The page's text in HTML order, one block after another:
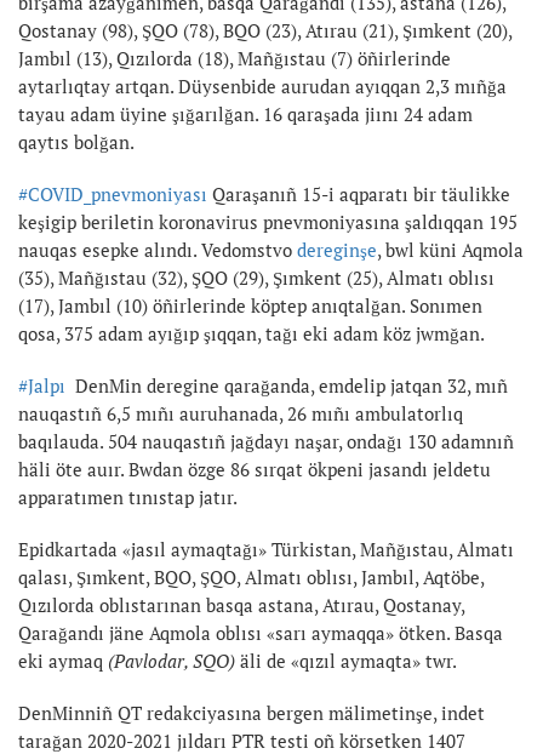
Qostanay (98), ŞQO (78), BQO (23), Atırau (21), Şımkent (20),
Jambıl (13), Qızılorda (18), Mañğıstau (7) öñirlerinde
aytarlıqtay artqan. Düysenbide aurudan ayıqqan 2,3 mıñğa
tayau adam üyine şığarılğan. 16 qaraşada jiını 24 adam
qaytıs bolğan.
#COVID_pnevmoniyası Qaraşanıñ 15-i aqparatı bir täulikke
keşigip beriletin koronavirus pnevmoniyasına şaldıqqan 195
nauqas esepke alındı. Vedomstvo dereginşe, bwl küni Aqmola
(35), Mañğıstau (32), ŞQO (29), Şımkent (25), Almatı oblısı
(17), Jambıl (10) öñirlerinde köptep anıqtalğan. Sonımen
qosa, 375 adam ayığıp şıqqan, tağı eki adam köz jwmğan.
#Jalpı DenMin deregine qarağanda, emdelip jatqan 32, mıñ
nauqastıñ 6,5 mıñı auruhanada, 26 mıñı ambulatorlıq
baqılauda. 504 nauqastıñ jağdayı naşar, ondağı 130 adamnıñ
häli öte auır. Bwdan özge 86 sırqat ökpeni jasandı jeldetu
apparatımen tınıstap jatır.
Epidkartada «jasıl aymaqtağı» Türkistan, Mañğıstau, Almatı
qalası, Şımkent, BQO, ŞQO, Almatı oblısı, Jambıl, Aqtöbe,
Qızılorda oblıstarınan basqa astana, Atırau, Qostanay,
Qarağandı jäne Aqmola oblısı «sarı aymaqqa» ötken. Basqa
eki aymaq (Pavlodar, SQO) äli de «qızıl aymaqta» twr.
DenMinniñ QT redakciyasına bergen mälimetinşe, indet
tarağan 2020-2021 jıldarı PTR testi oñ körsetken 1407